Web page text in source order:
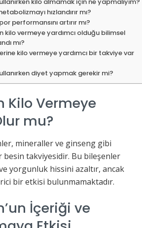
hızlandırır mı?
performansını artırır mı?
kilo vermeye yardımcı olduğu bilimsel
mı?
kilo vermeye yardımcı bir takviye var
diyet yapmak gerekir mi?
Kilo Vermeye
mu?
mineraller ve ginseng gibi
besin takviyesidir. Bu bileşenler
yorgunluk hissini azaltır, ancak
bir etkisi bulunmamaktadır.
İçeriği ve